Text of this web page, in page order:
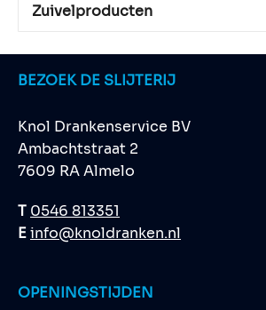
Zuivelproducten
BEZOEK DE SLIJTERIJ
Knol Drankenservice BV
Ambachtstraat 2
7609 RA Almelo
T 0546 813351
Einfo@knoldranken.nl
OPENINGSTIJDEN